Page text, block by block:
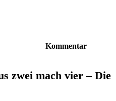
Kommentar
zwei mach vier – Die